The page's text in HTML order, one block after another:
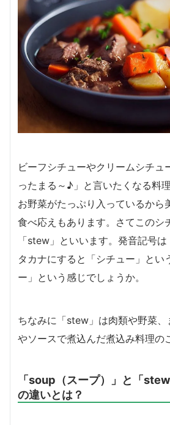
ビーフシチューやクリームシチュ
ったまる～♪」と言いたくなる料
お野菜がたっぷり入っているから
食べ応えもあります。さてこのシ
「stew」といいます。発音記号
タカナにすると「シチュー」とい
ー」という感じでしょうか。
ちなみに「stew」は肉類や野菜
やソースで煮込んだ煮込み料理の
「soup（スープ）」と「
の違いとは？